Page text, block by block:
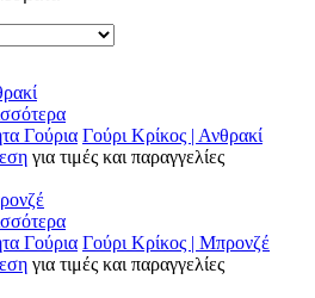
Γούρια Γούρι Κρίκος | Ανθρακί
για τιμές και παραγγελίες
Γούρια Γούρι Κρίκος | Μπρονζέ
για τιμές και παραγγελίες